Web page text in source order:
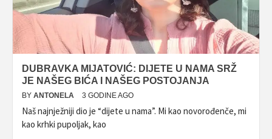
DUBRAVKA MIJATOVIĆ: DIJETE U NAMA SRŽ
JE NAŠEG BIĆA I NAŠEG POSTOJANJA
BY ANTONELA 3 GODINE AGO
Naš najnježniji dio je “dijete u nama”. Mi kao novorođenče, mi
kao krhki pupoljak, kao